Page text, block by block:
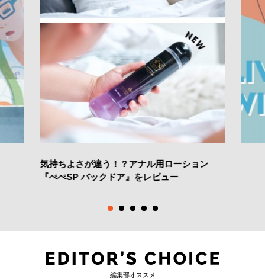
気持ちよさが違う！？アナル用ローション
『ぺぺSP バックドア』をレビュー
編集部オススメ